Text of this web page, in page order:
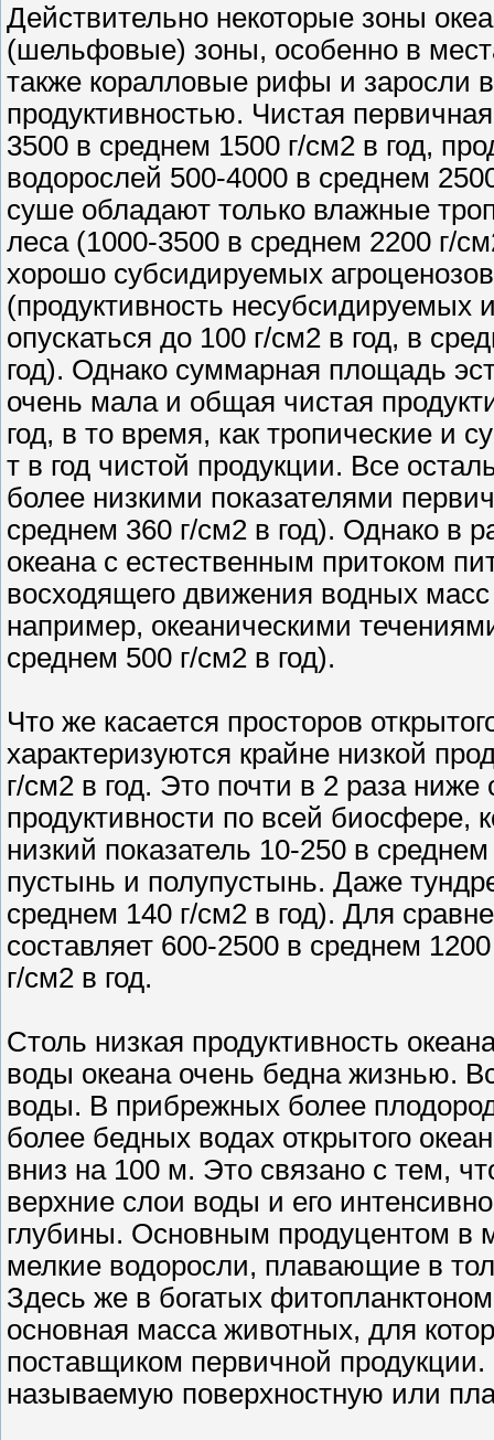
Действительно некоторые зоны
(шельфовые) зоны, особенно в
также коралловые рифы и заросли
продуктивностью. Чистая
3500 в среднем 1500 г/см2 в год,
водорослей 500-4000 в среднем
суше обладают только влажные
леса (1000-3500 в среднем 2200 г/
хорошо субсидируемых
(продуктивность
опускаться до 100 г/см2 в год, в
год). Однако суммарная площадь
очень мала и общая чистая
год, в то время, как тропические и
т в год чистой продукции. Все
более низкими показателями
среднем 360 г/см2 в год). Однако в
океана с естественным притоком
восходящего движения водных
например, океаническими
среднем 500 г/см2 в год).
Что же касается просторов
характеризуются крайне низкой
г/см2 в год. Это почти в 2 раза
продуктивности по всей биосфере,
низкий показатель 10-250 в
пустынь и полупустынь. Даже
среднем 140 г/см2 в год). Для
составляет 600-2500 в среднем
г/см2 в год.
Столь низкая продуктивность
воды океана очень бедна жизнью.
воды. В прибрежных более
более бедных водах открытого
вниз на 100 м. Это связано с тем,
верхние слои воды и его
глубины. Основным продуцентом в
мелкие водоросли, плавающие в
Здесь же в богатых
основная масса животных, для
поставщиком первичной
называемую поверхностную или